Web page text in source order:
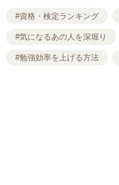
#資格・検定ランキング
#気になるあの人を深堀り
#勉強効率を上げる方法